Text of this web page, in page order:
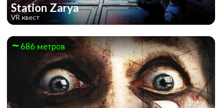
Station Zarya
VR квест
686 метров